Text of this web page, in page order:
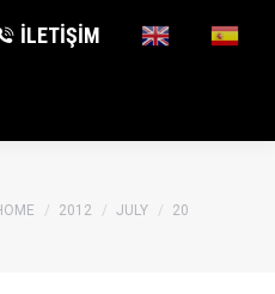
İLETİŞİM
are here:
2012 JULY 20
İLETİŞİM